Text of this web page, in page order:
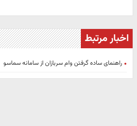
اخبار مرتبط
راهنمای ساده گرفتن وام سربازان از سامانه سماسو